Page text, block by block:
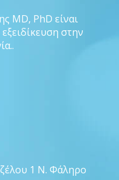
MD, PhD είναι
στην
1 Ν. Φάληρο